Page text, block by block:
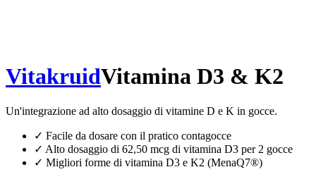
VitakruidVitamina D3 & K2
Un'integrazione ad alto dosaggio di vitamine D e K in gocce.
✓ Facile da dosare con il pratico contagocce
✓ Alto dosaggio di 62,50 mcg di vitamina D3 per 2 gocce
✓ Migliori forme di vitamina D3 e K2 (MenaQ7®)